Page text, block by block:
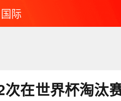
国际
在世界杯淘汰